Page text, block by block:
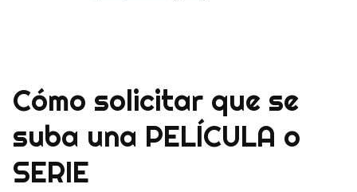
Cómo solicitar que se
suba una PELÍCULA o
SERIE